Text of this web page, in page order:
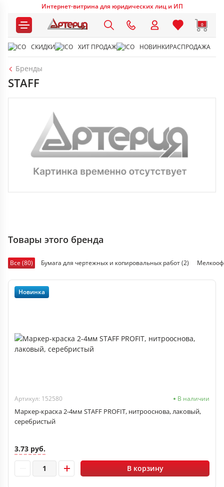
Интернет-витрина для юридических лиц и ИП
0
СКИДКИ ХИТ ПРОДАЖ НОВИНКИРАСПРОДАЖА
Бренды
STAFF
Товары этого бренда
Все (80) Бумага для чертежных и копировальных работ (2)
Новинка
Артикул: 152580 В наличии
Маркер-краска 2-4мм STAFF PROFIT, нитрооснова, лаковый,
серебристый
3.73 руб.
В корзину